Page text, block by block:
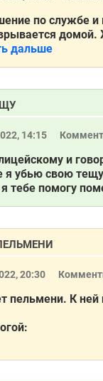
по службе и
домой.
дальше
14:15
и
я убью свою
тебе помогу
20:30
пельмени. К